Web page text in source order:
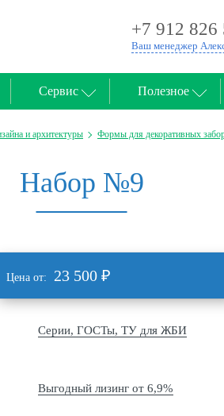
+7 912 826
Ваш менеджер
Сервис Полезное
и архитектуры Формы для декоративных
Набор №9
Цена от: 23 500 ₽
Серии, ГОСТы, ТУ для ЖБИ
Выгодный лизинг от 6,9%